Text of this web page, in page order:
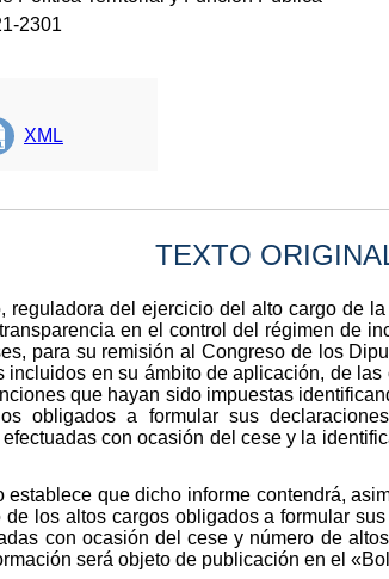
2301
XML
TEXTO
reguladora del ejercicio del alto cargo de
en el control del régimen de
para su remisión al Congreso de los
incluidos en su ámbito de aplicación, de
que hayan sido impuestas
obligados a formular sus
con ocasión del cese y la
establece que dicho informe contendrá,
los altos cargos obligados a formular
con ocasión del cese y número de
será objeto de publicación en el